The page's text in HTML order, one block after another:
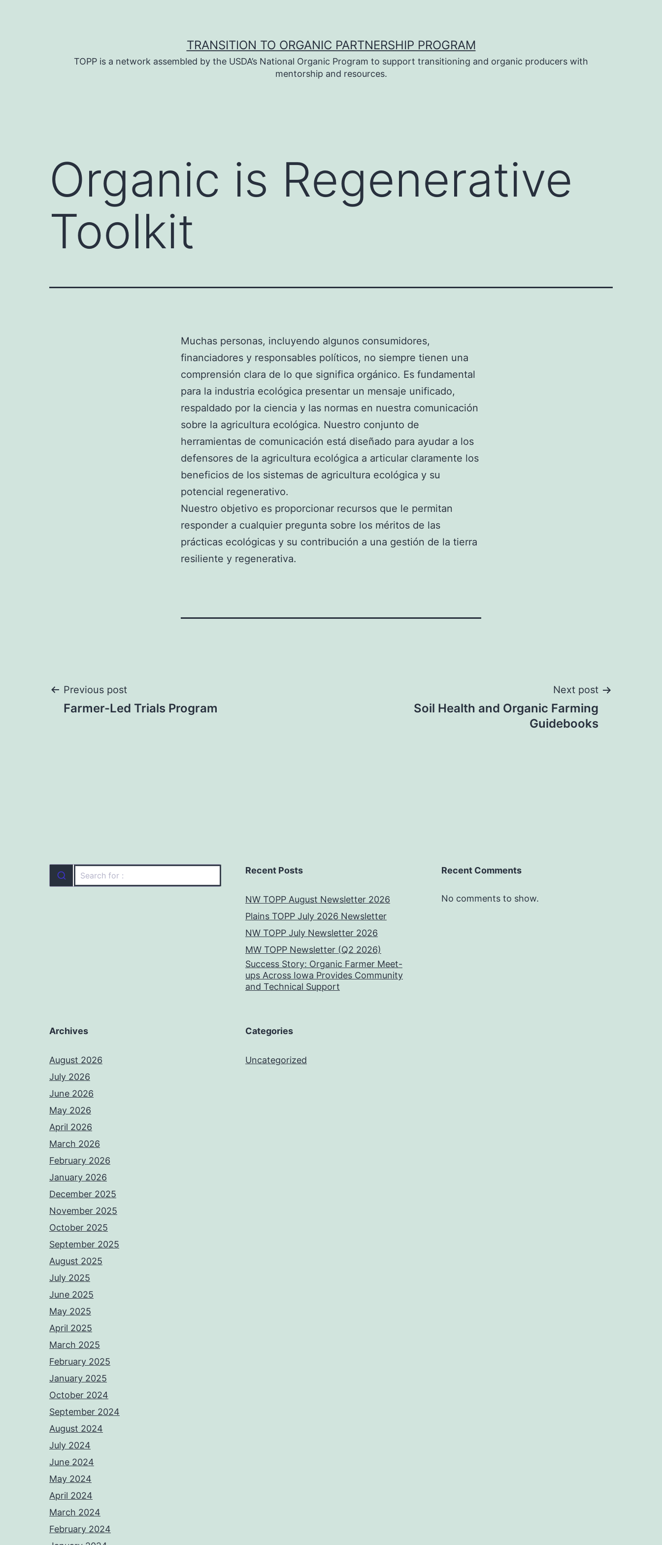
TRANSITION TO ORGANIC PARTNERSHIP PROGRAM
TOPP is a network assembled by the USDA’s National Organic Program to support transitioning and organic producers with
mentorship and resources.
Organic is Regenerative
Toolkit
Muchas personas, incluyendo algunos consumidores,
financiadores y responsables políticos, no siempre tienen una
comprensión clara de lo que significa orgánico. Es fundamental
para la industria ecológica presentar un mensaje unificado,
respaldado por la ciencia y las normas en nuestra comunicación
sobre la agricultura ecológica. Nuestro conjunto de
herramientas de comunicación está diseñado para ayudar a los
defensores de la agricultura ecológica a articular claramente los
beneficios de los sistemas de agricultura ecológica y su
potencial regenerativo.
Nuestro objetivo es proporcionar recursos que le permitan
responder a cualquier pregunta sobre los méritos de las
prácticas ecológicas y su contribución a una gestión de la tierra
resiliente y regenerativa.
Post
Previous post
Farmer-Led Trials Program
Next post
Soil Health and Organic Farming
Guidebooks
Recent Posts
NW TOPP August Newsletter 2026
Plains TOPP July 2026 Newsletter
NW TOPP July Newsletter 2026
MW TOPP Newsletter (Q2 2026)
Success Story: Organic Farmer Meet-
ups Across Iowa Provides Community
and Technical Support
Recent Comments
No comments to show.
Archives
August 2026
July 2026
June 2026
May 2026
April 2026
March 2026
February 2026
January 2026
December 2025
November 2025
October 2025
September 2025
August 2025
July 2025
June 2025
May 2025
April 2025
March 2025
February 2025
January 2025
October 2024
September 2024
August 2024
July 2024
June 2024
May 2024
April 2024
March 2024
February 2024
Categories
Uncategorized